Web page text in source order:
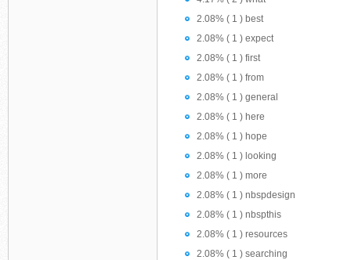
2.08% ( 1 ) best
2.08% ( 1 ) expect
2.08% ( 1 ) first
2.08% ( 1 ) from
2.08% ( 1 ) general
2.08% ( 1 ) here
2.08% ( 1 ) hope
2.08% ( 1 ) looking
2.08% ( 1 ) more
2.08% ( 1 ) nbspdesign
2.08% ( 1 ) nbspthis
2.08% ( 1 ) resources
2.08% ( 1 ) searching